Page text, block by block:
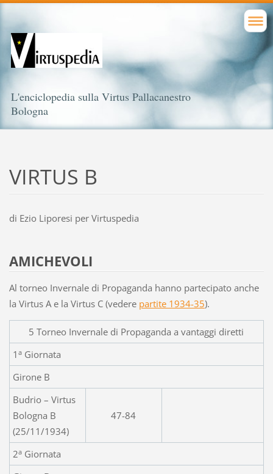
L'enciclopedia sulla Virtus Pallacanestro
Bologna
VIRTUS B
di Ezio Liporesi per Virtuspedia
AMICHEVOLI
Al torneo Invernale di Propaganda hanno partecipato anche
la Virtus A e la Virtus C (vedere partite 1934-35).
5 Torneo Invernale di Propaganda a vantaggi diretti
1 aGiornata
Girone B
Budrio – Virtus
Bologna B
(25/11/1934)
47-84
2aGiornata